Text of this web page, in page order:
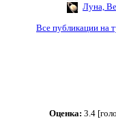
Луна,
Все публикации на
Оценка: 3.4